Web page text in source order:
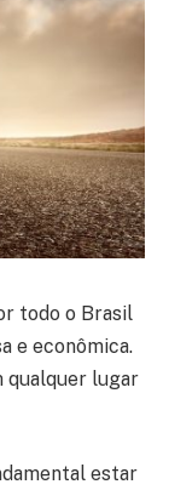
todo o Brasil
e econômica.
qualquer lugar
estar